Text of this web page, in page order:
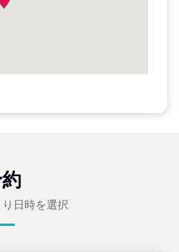
日時を選択